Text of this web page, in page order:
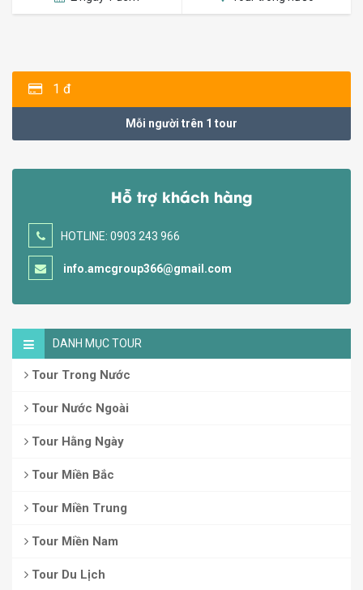
1 đ
Mỗi người trên 1 tour
Hỗ trợ khách hàng
HOTLINE: 0903 243 966
info.amcgroup366@gmail.com
DANH MỤC TOUR
Tour Trong Nước
Tour Nước Ngoài
Tour Hằng Ngày
Tour Miền Bắc
Tour Miền Trung
Tour Miền Nam
Tour Du Lịch